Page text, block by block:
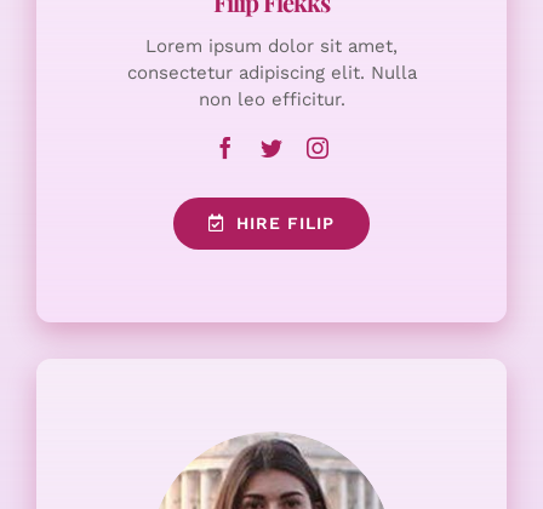
Lorem ipsum dolor sit amet,
consectetur adipiscing elit. Nulla
non leo efficitur.
HIRE FILIP